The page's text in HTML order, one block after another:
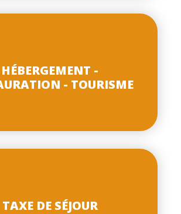
HÉBERGEMENT -
- TOURISME
TAXE DE SÉJOUR